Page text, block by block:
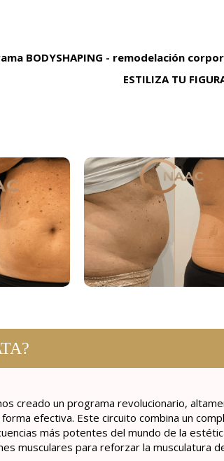
BODYSHAPING - remodelación
ESTILIZA TU
creado un programa revolucionario,
efectiva. Este circuito combina un
más potentes del mundo de la
musculares para reforzar la musculatura